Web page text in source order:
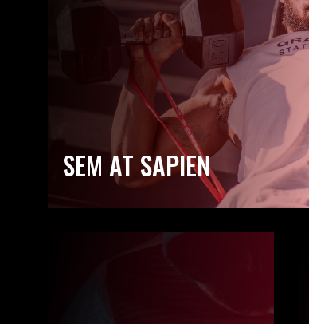
SEM AT SAPIEN